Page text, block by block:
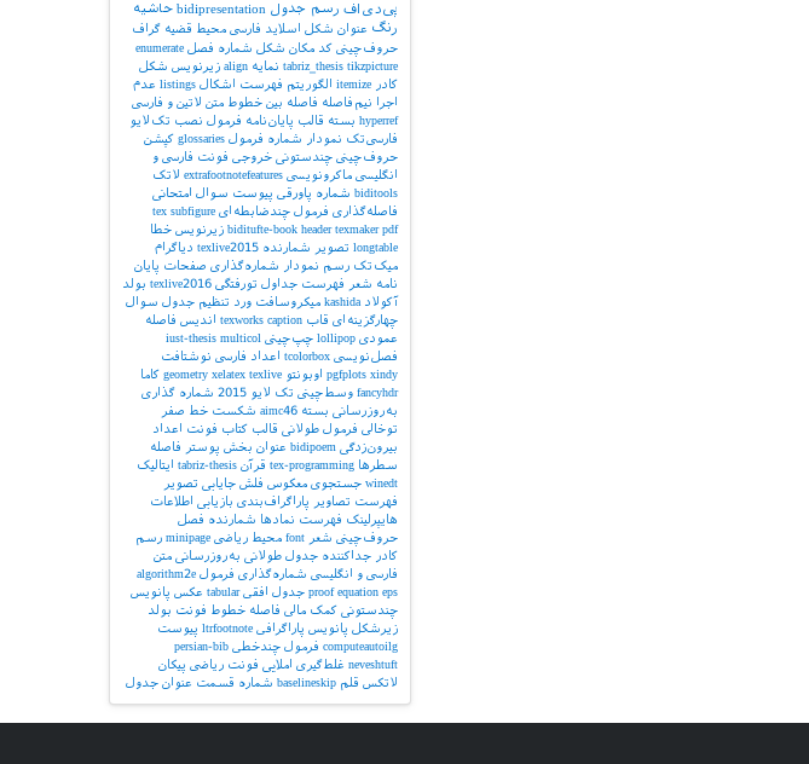
پی‌دی‌اف رسم جدول bidipresentation حاشیه
رنگ عنوان شکل اسلاید فارسی محیط قضیه گراف
حروف‌چینی کد مکان شکل شماره فصل enumerate
tabriz_thesis tikzpicture نمایه align زیرنویس شکل
کادر
itemize الگوریتم فهرست اشکال listings عدم
اجرا
نیم‌فاصله فاصله بین خطوط متن لاتین و فارسی
hyperref بسته قالب پایان‌نامه فرمول نصب تک‌لایو
فارسی‌تک نمودار شماره فرمول glossaries کپشن
حروف‌چینی چندستونی خروجی فونت فارسی و
انگلیسی ماکرونویسی extrafootnotefeatures لاتک
biditools شماره پاورقی پیوست‌ سوال امتحانی
فاصله‌گذاری فرمول چندضابطه‌ای tex subfigure
biditufte-book header texmaker pdf زیرنویس خطا
longtable تصویر شمارنده texlive2015 دیاگرام
میک‌تک رسم نمودار شماره‌گذاری صفحات پایان
نامه شعر فهرست جداول تورفتگی texlive2016 بولد
آکولاد kashida میکروسافت ورد تنظیم جدول سوال
چهارگزینه‌ای قاب texworks caption اندیس فاصله
عمودی lollipop چپ‌چینی iust-thesis multicol
فصل‌نویسی tcolorbox اعداد فارسی نوشتافت
pgfplots xindy اوبونتو geometry xelatex texlive
کاما
fancyhdr وسط‌چینی تک لایو 2015
شماره گذاری
به‌روزرسانی بسته aimc46 شکست خط صفر
توخالی فرمول طولانی قالب کتاب فونت اعداد
بیرون‌زدگی bidipoem عنوان بخش پوستر
فاصله
سطرها
tex-programming قرآن tabriz-thesis
ایتالیک
winedt جستجوی معکوس فلش جایابی تصویر
فهرست تصاویر
پاراگراف‌بندی بازیابی اطلاعات
هایپرلینک فهرست نمادها
شمارنده فصل
حروف‌چینی شعر font محیط ریاضی minipage رسم
کادر
جداکننده جدول طولانی به‌روزرسانی متن
فارسی و انگلیسی شماره‌گذاری فرمول algorithm2e
proof equation eps جدول افقی tabular عکس پانویس
چندستونی کمک مالی فاصله خطوط فونت بولد
زیرشکل پانویس پاراگرافی ltrfootnote پیوست
computeautoilg فرمول چندخطی persian-bib
neveshtuft غلط‌گیری املایی فونت ریاضی پیکان
لاتکس قلم baselineskip شماره قسمت عنوان جدول